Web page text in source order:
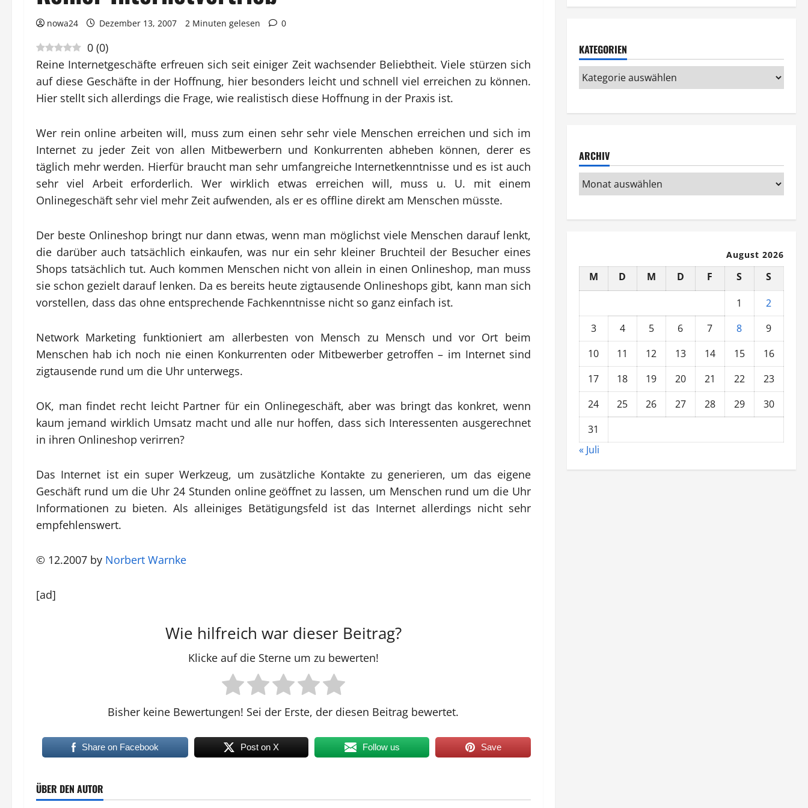
nowa24 Dezember 13, 2007 2 Minuten gelesen 0
0 (0)
Reine Internetgeschäfte erfreuen sich seit einiger Zeit wachsender Beliebtheit. Viele stürzen sich
auf diese Geschäfte in der Hoffnung, hier besonders leicht und schnell viel erreichen zu können.
Hier stellt sich allerdings die Frage, wie realistisch diese Hoffnung in der Praxis ist.
Wer rein online arbeiten will, muss zum einen sehr sehr viele Menschen erreichen und sich im
Internet zu jeder Zeit von allen Mitbewerbern und Konkurrenten abheben können, derer es
täglich mehr werden. Hierfür braucht man sehr umfangreiche Internetkenntnisse und es ist auch
sehr viel Arbeit erforderlich.Wer wirklich etwas erreichen will, muss u. U. mit einem
Onlinegeschäft sehr viel mehr Zeit aufwenden, als er es offline direkt am Menschen müsste.
Der beste Onlineshop bringt nur dann etwas, wenn man möglichst viele Menschen darauf lenkt,
die darüber auch tatsächlich einkaufen, was nur ein sehr kleiner Bruchteil der Besucher eines
Shops tatsächlich tut. Auch kommen Menschen nicht von allein in einen Onlineshop, man muss
sie schon gezielt darauf lenken. Da es bereits heute zigtausende Onlineshops gibt, kann man sich
vorstellen, dass das ohne entsprechende Fachkenntnisse nicht so ganz einfach ist.
Network Marketing funktioniert am allerbesten von Mensch zu Mensch und vor Ort beim
Menschen hab ich noch nie einen Konkurrenten oder Mitbewerber getroffen – im Internet sind
zigtausende rund um die Uhr unterwegs.
OK, man findet recht leicht Partner für ein Onlinegeschäft, aber was bringt das konkret, wenn
kaum jemand wirklich Umsatz macht und alle nur hoffen, dass sich Interessenten ausgerechnet
in ihren Onlineshop verirren?
Das Internet ist ein super Werkzeug, um zusätzliche Kontakte zu generieren, um das eigene
Geschäft rund um die Uhr 24 Stunden online geöffnet zu lassen, um Menschen rund um die Uhr
Informationen zu bieten. Als alleiniges Betätigungsfeld ist das Internet allerdings nicht sehr
empfehlenswert.
© 12.2007 by Norbert Warnke
[ad]
Wie hilfreich war dieser Beitrag?
Klicke auf die Sterne um zu bewerten!
Bisher keine Bewertungen! Sei der Erste, der diesen Beitrag bewertet.
Share on Facebook Post on X Follow us Save
ÜBER DEN AUTOR
KATEGORIEN
ARCHIV
August 2026
M D M D F S
S
1
2
3
4 5 6 7 8
9
10
11 12 13 14 15
16
17
18 19 20 21 22
23
24
25 26 27 28 29
30
31
« Juli